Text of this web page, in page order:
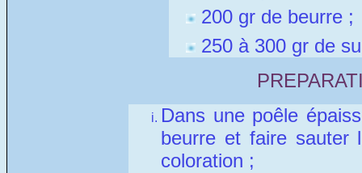
200 gr de beurre ;
250 à 300 gr de
Dans une poêle
beurre et faire sauter
coloration ;